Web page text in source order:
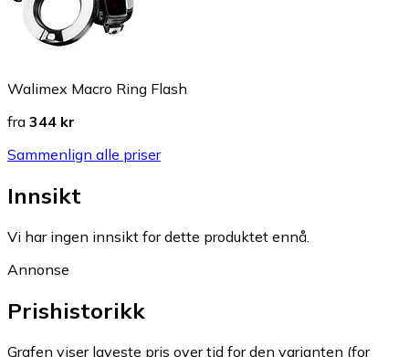
Walimex Macro Ring Flash
fra 344 kr
Sammenlign alle priser
Innsikt
Vi har ingen innsikt for dette produktet ennå.
Annonse
Prishistorikk
Grafen viser laveste pris over tid for den varianten (for